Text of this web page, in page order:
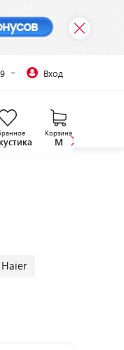
Вход
Корзина
Haier